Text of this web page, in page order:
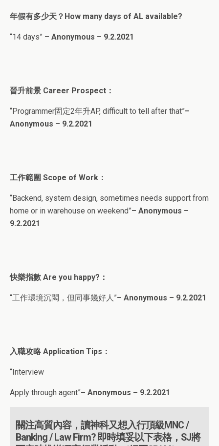
年假有多少天？How many days of AL available?
“14 days” – Anonymous – 9.2.2021
晉升前景 Career Prospect：
“Programmer固定2年升AP, difficult to tell after that”–
Anonymous – 9.2.2021
工作範圍 Scope of Work：
“Backend, system design, sometimes needs support from
home or in warehouse on weekend”– Anonymous –
9.2.2021
快樂指數 Are you happy?：
“工作環境沉悶，但同事幾好人”– Anonymous – 9.2.2021
入職攻略 Application Tips：
“Interview
Apply through agent”– Anonymous – 9.2.2021
關注高質內容，讀神科又想入行頂級MNC /
Banking / Law Firm? 即時填妥以下表格，SJ將